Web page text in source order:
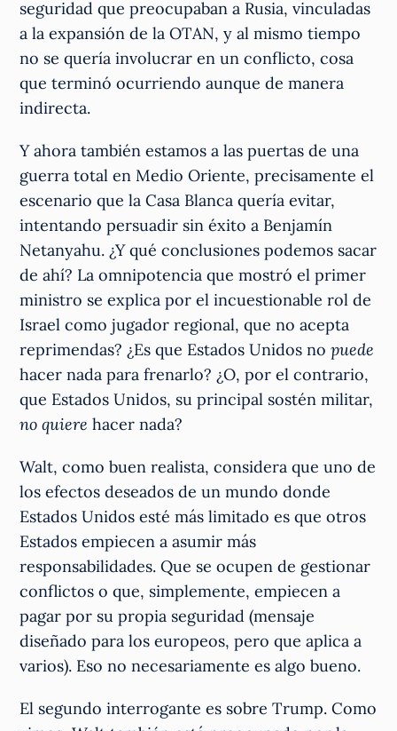
seguridad que preocupaban a Rusia, vinculadas
a la expansión de la OTAN, y al mismo tiempo
no se quería involucrar en un conflicto, cosa
que terminó ocurriendo aunque de manera
indirecta.
Y ahora también estamos a las puertas de una
guerra total en Medio Oriente, precisamente el
escenario que la Casa Blanca quería evitar,
intentando persuadir sin éxito a Benjamín
Netanyahu. ¿Y qué conclusiones podemos sacar
de ahí? La omnipotencia que mostró el primer
ministro se explica por el incuestionable rol de
Israel como jugador regional, que no acepta
reprimendas? ¿Es que Estados Unidos nopuede
hacer nada para frenarlo? ¿O, por el contrario,
que Estados Unidos, su principal sostén militar,
no quiere hacer nada?
Walt, como buen realista, considera que uno de
los efectos deseados de un mundo donde
Estados Unidos esté más limitado es que otros
Estados empiecen a asumir más
responsabilidades. Que se ocupen de gestionar
conflictos o que, simplemente, empiecen a
pagar por su propia seguridad (mensaje
diseñado para los europeos, pero que aplica a
varios). Eso no necesariamente es algo bueno.
El segundo interrogante es sobre Trump. Como